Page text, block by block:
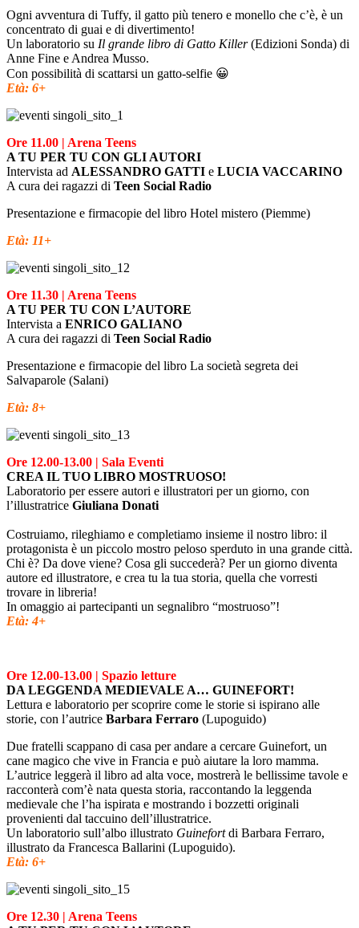
Ogni avventura di Tuffy, il gatto più tenero e monello che c’è, è un
concentrato di guai e di divertimento!
Un laboratorio su Il grande libro di Gatto Killer(Edizioni Sonda) di
Anne Fine e Andrea Musso.
Con possibilità di scattarsi un gatto-selfie 😀
Età: 6+
Ore 11.00 | Arena Teens
A TU PER TU CON GLI AUTORI
Intervista ad ALESSANDRO GATTI e LUCIA VACCARINO
A cura dei ragazzi di Teen Social Radio
Presentazione e firmacopie del libro Hotel mistero (Piemme)
Età: 11+
Ore 11.30 | Arena Teens
A TU PER TU CON L’AUTORE
Intervista a ENRICO GALIANO
A cura dei ragazzi di Teen Social Radio
Presentazione e firmacopie del libro La società segreta dei
Salvaparole (Salani)
Età: 8+
Ore 12.00-13.00 | Sala Eventi
CREA IL TUO LIBRO MOSTRUOSO!
Laboratorio per essere autori e illustratori per un giorno, con
l’illustratrice Giuliana Donati
Costruiamo, rileghiamo e completiamo insieme il nostro libro: il
protagonista è un piccolo mostro peloso sperduto in una grande città.
Chi è? Da dove viene? Cosa gli succederà? Per un giorno diventa
autore ed illustratore, e crea tu la tua storia, quella che vorresti
trovare in libreria!
In omaggio ai partecipanti un segnalibro “mostruoso”!
Età: 4+
Ore 12.00-13.00 | Spazio letture
DA LEGGENDA MEDIEVALE A… GUINEFORT!
Lettura e laboratorio per scoprire come le storie si ispirano alle
storie, con l’autrice Barbara Ferraro (Lupoguido)
Due fratelli scappano di casa per andare a cercare Guinefort, un
cane magico che vive in Francia e può aiutare la loro mamma.
L’autrice leggerà il libro ad alta voce, mostrerà le bellissime tavole e
racconterà com’è nata questa storia, raccontando la leggenda
medievale che l’ha ispirata e mostrando i bozzetti originali
provenienti dal taccuino dell’illustratrice.
Un laboratorio sull’albo illustrato Guinefortdi Barbara Ferraro,
illustrato da Francesca Ballarini (Lupoguido).
Età: 6+
Ore 12.30 | Arena Teens